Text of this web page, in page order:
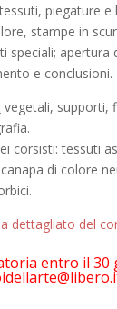
piegature e
stampe in
speciali; apertura
e conclusioni.
vegetali, supporti,
corsisti: tessuti
di colore
dettagliato del
entro il 30